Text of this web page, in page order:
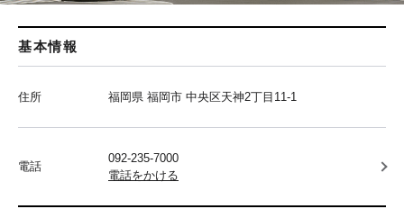
基本情報
住所 福岡県 福岡市 中央区天神2丁目11-1
電話
092-235-7000
電話をかける